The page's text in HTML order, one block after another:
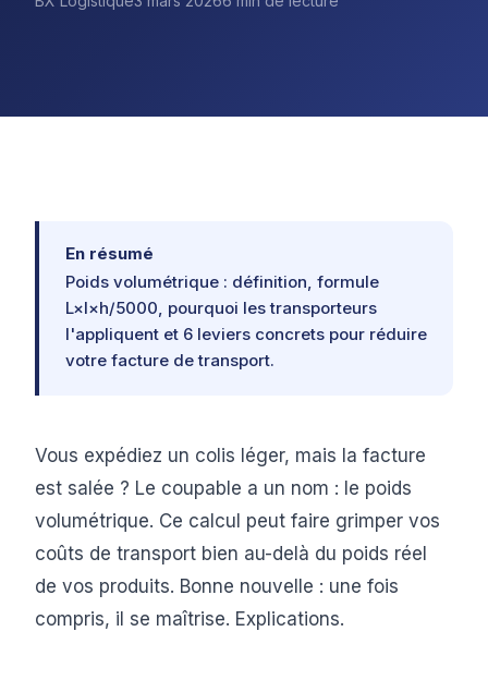
En résumé
Poids volumétrique : définition, formule
L×l×h/5000, pourquoi les transporteurs
l'appliquent et 6 leviers concrets pour réduire
votre facture de transport.
Vous expédiez un colis léger, mais la facture
est salée ? Le coupable a un nom : le poids
volumétrique. Ce calcul peut faire grimper vos
coûts de transport bien au-delà du poids réel
de vos produits. Bonne nouvelle : une fois
compris, il se maîtrise. Explications.